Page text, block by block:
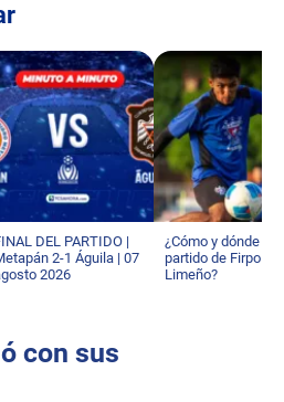
DEL PARTIDO |
2-1 Águila | 07
2026
¿Cómo y dónde
partido de Firpo
Limeño?
con sus